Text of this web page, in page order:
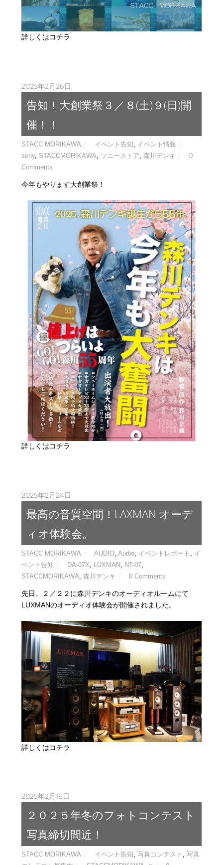
詳しくはコチラ
2025年2月26日
告知！大創業祭３／８(土)９(日)開
催！！
STACC MORIKAWA イベント告知
イベント情報
sony, STACCMORIKAWA ソニーストア 森川デンキ
0
Comments
今年もやります大創業祭！
詳しくはコチラ
2025年2月24日
最高の音質空間！LAXMAN オーデ
ィオ体験会。
STACC MORIKAWA AUDIO, Audio, イベントレポート
イ
ベント告知
DA-07X LUXMAN, NT-07,
STACCMORIKAWA 森川デンキ 0 Comments
先日、２／２２に森川デンキのオーディオルームにて
LUXMANのオーディオ体験会が開催されました。
詳しくはコチラ
2025年2月16日
２０２５年冬のフォトコンテスト
写真締切間近！
STACC MORIKAWA イベント告知 写真コンテスト
写真